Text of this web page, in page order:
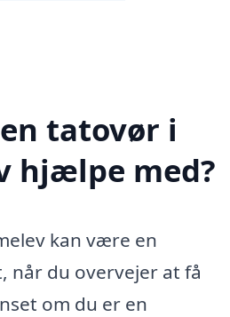
tatovør i
hjælpe med?
kan være en
når du overvejer at få
om du er en